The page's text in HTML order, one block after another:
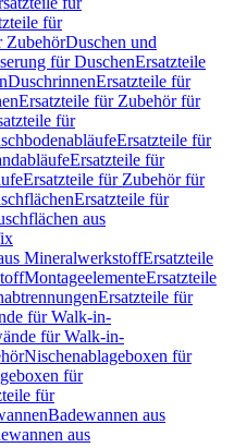
für
ZubehörDuschen und
für DuschenErsatzteile
DuschrinnenErsatzteile für
Ersatzteile für Zubehör für
für
Ersatzteile für
Ersatzteile für
Ersatzteile für Zubehör für
Ersatzteile für
aus
MineralwerkstoffErsatzteile
MontageelementeErsatzteile
Ersatzteile für
für Walk-in-
für Walk-in-
Nischenablageboxen für
für
für
Badewannen aus
aus